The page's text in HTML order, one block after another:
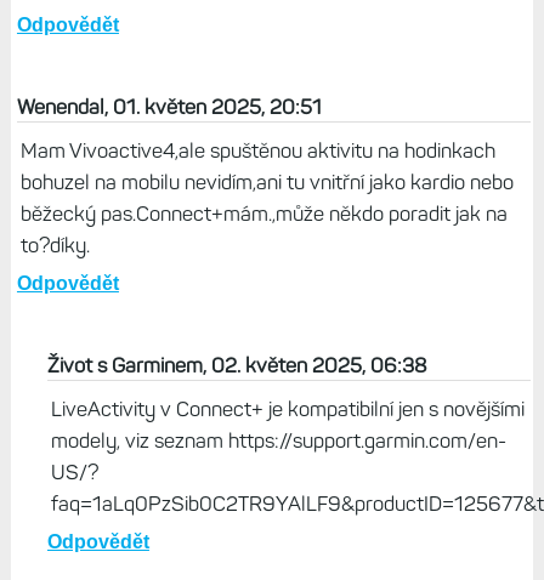
Odpovědět
Wenendal, 01. květen 2025, 20:51
Mam Vivoactive4,ale spuštěnou aktivitu na hodinkach
bohuzel na mobilu nevidím,ani tu vnitřní jako kardio nebo
běžecký pas.Connect+mám.,může někdo poradit jak na
to?díky.
Odpovědět
Život s Garminem, 02. květen 2025, 06:38
LiveActivity v Connect+ je kompatibilní jen s novějšími
modely, viz seznam https://support.garmin.com/en-
US/?
Odpovědět